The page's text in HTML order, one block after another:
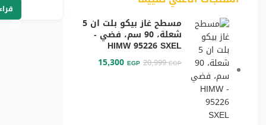
مسطح غاز بيكو بلت ان 5
شعلة، 90 سم، فضي -
HIMW 95226 SXEL
20,999EGP
15,300 EGP